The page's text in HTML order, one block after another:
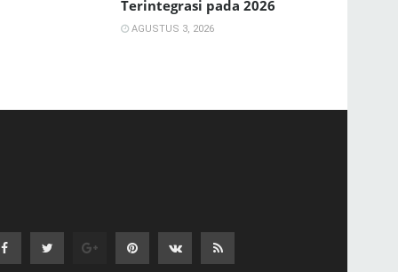
Terintegrasi pada 2026
AGUSTUS 3, 2026